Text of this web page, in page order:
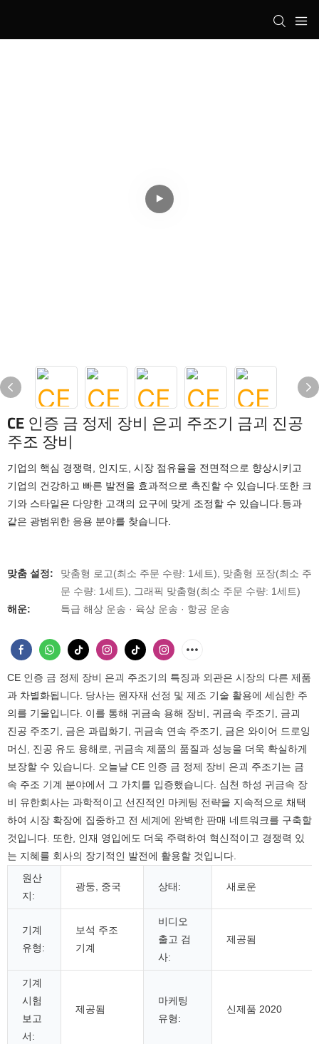
CE 인증 금 정제 장비 은괴 주조기 금괴 진공
주조 장비
기업의 핵심 경쟁력, 인지도, 시장 점유율을 전면적으로 향상시키고
기업의 건강하고 빠른 발전을 효과적으로 촉진할 수 있습니다.또한 크
기와 스타일은 다양한 고객의 요구에 맞게 조정할 수 있습니다.등과
같은 광범위한 응용 분야를 찾습니다.
맞춤 설정:
맞춤형 로고(최소 주문 수량: 1세트), 맞춤형 포장(최소 주
문 수량: 1세트), 그래픽 맞춤형(최소 주문 수량: 1세트)
해운:
특급 해상 운송 · 육상 운송 · 항공 운송
CE 인증 금 정제 장비 은괴 주조기의 특징과 외관은 시장의 다른 제품
과 차별화됩니다. 당사는 원자재 선정 및 제조 기술 활용에 세심한 주
의를 기울입니다. 이를 통해 귀금속 용해 장비, 귀금속 주조기, 금괴
진공 주조기, 금은 과립화기, 귀금속 연속 주조기, 금은 와이어 드로잉
머신, 진공 유도 용해로, 귀금속 제품의 품질과 성능을 더욱 확실하게
보장할 수 있습니다. 오늘날 CE 인증 금 정제 장비 은괴 주조기는 금
속 주조 기계 분야에서 그 가치를 입증했습니다. 심천 하성 귀금속 장
비 유한회사는 과학적이고 선진적인 마케팅 전략을 지속적으로 채택
하여 시장 확장에 집중하고 전 세계에 완벽한 판매 네트워크를 구축할
것입니다. 또한, 인재 영입에도 더욱 주력하여 혁신적이고 경쟁력 있
는 지혜를 회사의 장기적인 발전에 활용할 것입니다.
원산
지:
광둥, 중국 상태: 새로운
기계
유형:
보석 주조
기계
비디오
출고 검
사:
제공됨
기계
시험
보고
서:
제공됨
마케팅
유형:
신제품 2020